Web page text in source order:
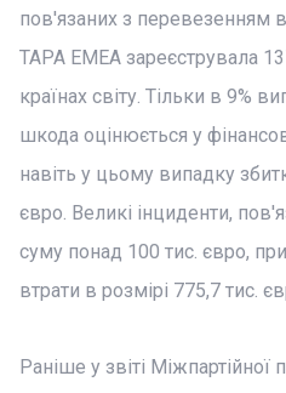
пов'язаних з перевезенням
TAPA EMEA зареєструвала
країнах світу. Тільки в 9%
шкода оцінюється у
навіть у цьому випадку
євро. Великі інциденти,
суму понад 100 тис. євро,
втрати в розмірі 775,7 тис.
Раніше у звіті Міжпартійної